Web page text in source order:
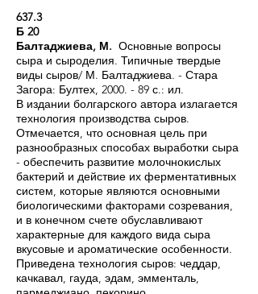
637.3
Б 20
Балтаджиева, М. Основные вопросы
сыра и сыроделия. Типичные твердые
виды сыров/ М. Балтаджиева. - Стара
Загора: Бултех, 2000. - 89 с.: ил.
В издании болгарского автора излагается
технология производства сыров.
Отмечается, что основная цель при
разнообразных способах выработки сыра
- обеспечить развитие молочнокислых
бактерий и действие их ферментативных
систем, которые являются основными
биологическими факторами созревания,
и в конечном счете обуславливают
характерные для каждого вида сыра
вкусовые и ароматические особенности.
Приведена технология сыров: чеддар,
качкавал, гауда, эдам, эмменталь,